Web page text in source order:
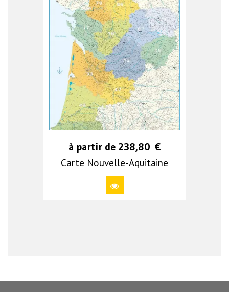
à partir de 238,80 €
Carte Nouvelle-Aquitaine